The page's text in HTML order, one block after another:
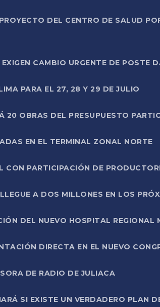
DEL CENTRO DE SALUD
CAMBIO URGENTE DE POSTE
PARA EL 27, 28 Y 29 DE JULIO
20 OBRAS DEL PRESUPUESTO
EN EL TERMINAL ZONAL NORTE
PARTICIPACIÓN DE
A DOS MILLONES EN LOS
DEL NUEVO HOSPITAL REGIONAL
DIRECTA EN EL NUEVO
DE RADIO DE JULIACA
SI EXISTE UN VERDADERO PLAN